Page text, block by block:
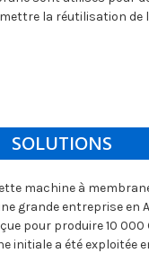
la réutilisation de
SOLUTIONS
machine à
grande entreprise en
pour produire 10 000
initiale a été exploitée